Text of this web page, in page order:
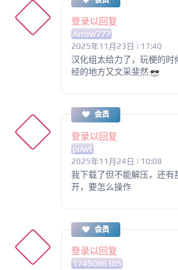
登录以回复
Arrow777
2025年11月23日 | 17:40
汉化组太给力了，玩梗的时
经的地方又文采斐然
会员
登录以回复
powt
2025年11月24日 | 10:08
我下载了但不能解压，还有
开，要怎么操作
会员
登录以回复
1745086305